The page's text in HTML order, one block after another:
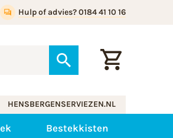
Hulp of advies? 0184 41 10 16
HENSBERGENSERVIEZEN.NL
Bestekkisten